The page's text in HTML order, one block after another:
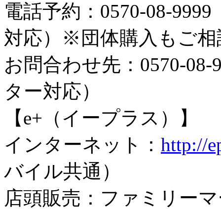
電話予約：0570-08-
対応）※団体購入もご
お問合わせ先：0570-08-
ター対応）
【e+（イープラス）】
インターネット： http://
バイル共通）
店頭販売：ファミリー